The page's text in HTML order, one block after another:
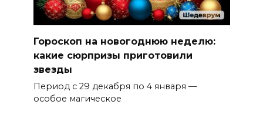
Гороскоп на новогоднюю неделю:
какие сюрпризы приготовили
звезды
Период с 29 декабря по 4 января —
особое магическое